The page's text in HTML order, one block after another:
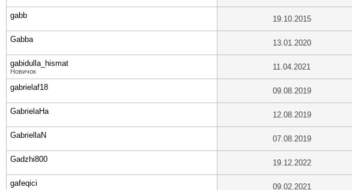
gabb 19.10.2015
Gabba 13.01.2020
gabidulla_hismat
Новичок 11.04.2021
gabrielaf18 09.08.2019
GabrielaHa 12.08.2019
GabriellaN 07.08.2019
Gadzhi800 19.12.2022
gafeqici 09.02.2021